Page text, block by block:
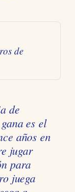
de
de
es el
años en
jugar
para
juega